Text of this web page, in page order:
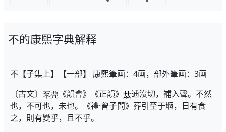
不的康熙字典解释
不【子集上】【一部】 康熙筆画：4画，部外筆画：3画
〔古文〕
《韻會》《正韻》
逋沒切，補入聲。不然
也，不可也，未也。《禮·曾子問》葬引至于堩，日有食
之，則有變乎，且不乎。